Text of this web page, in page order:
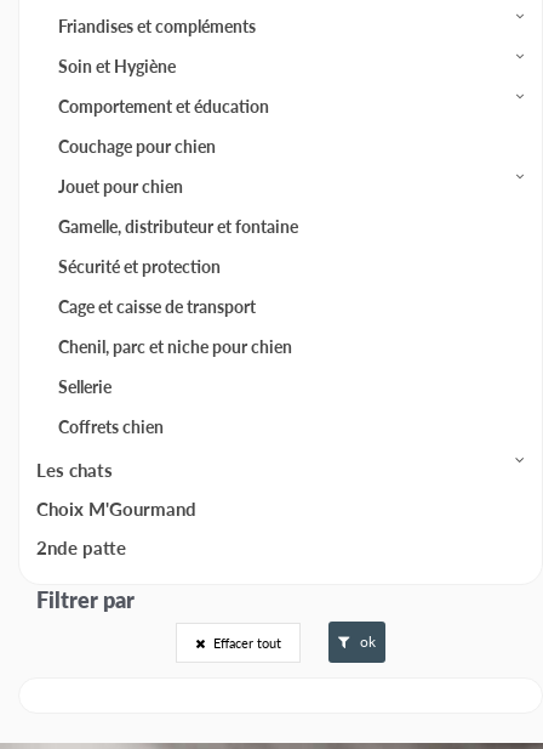
Friandises et compléments
Soin et Hygiène
Comportement et éducation
Couchage pour chien
Jouet pour chien
Gamelle, distributeur et fontaine
Sécurité et protection
Cage et caisse de transport
Chenil, parc et niche pour chien
Sellerie
Coffrets chien
Les chats
Choix M'Gourmand
2nde patte
Effacer tout ok